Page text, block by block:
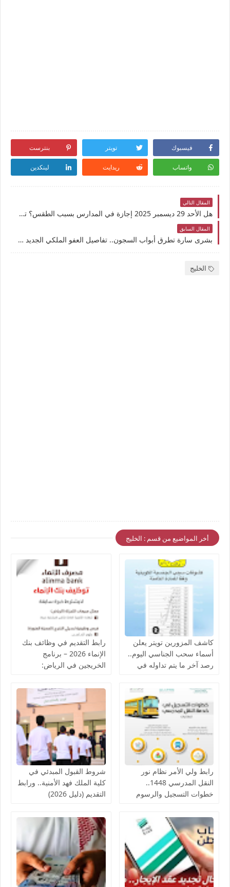
فيسبوك تويتر بنترست
واتساب ريدايت لينكدين
المقال التالي
هل الأحد 29 ديسمبر 2025 إجازة في المدارس بسبب الطقس؟ تفاصيل قرار تعطيل الدراسة وتوقعات الأمطار والسيول
المقال السابق
بشرى سارة تطرق أبواب السجون.. تفاصيل العفو الملكي الجديد 1446
الخليج
أخر المواضيع من قسم : الخليج
كاشف المزورين تويتر يعلن
أسماء سحب الجناسي اليوم..
رصد آخر ما يتم تداوله في
2026
رابط التقديم في وظائف بنك
الإنماء 2026 – برنامج
الخريجين في الرياض:
رابط ولي الأمر نظام نور
النقل المدرسي 1448..
خطوات التسجيل والرسوم
الباص
شروط القبول المبدئي في
كلية الملك فهد الأمنية.. ورابط
التقديم (دليل 2026)